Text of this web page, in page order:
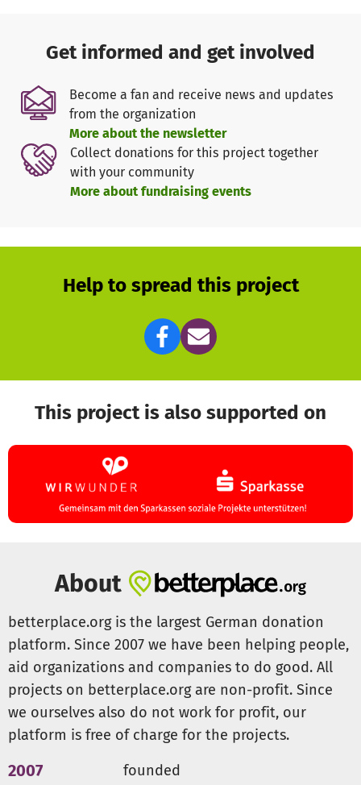
Get informed and get involved
Become a fan and receive news and updates
from the organization
More about the newsletter
Collect donations for this project together
with your community
More about fundraising events
Help to spread this project
This project is also supported on
About
betterplace.org is the largest German donation
platform. Since 2007 we have been helping people,
aid organizations and companies to do good. All
projects on betterplace.org are non-profit. Since
we ourselves also do not work for profit, our
platform is free of charge for the projects.
2007 founded